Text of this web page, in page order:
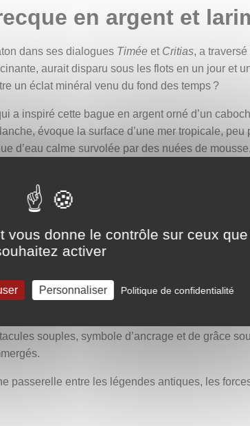
en argent et
dans ses dialogues Timée et Critias, a
aurait disparu sous les flots en un jour et
un éclat minéral venu du fond des temps ?
a inspiré cette bague en argent orné d’un
évoque la surface d’une mer tropicale, peu
d’eau calme survolée par des nuées de
brunes ou noires, dispersées comme des îles
continent englouti ? Une d’entre elles abriterait-
référence à une tradition ésotérique selon
magique à ce bijou : et si cette pierre était
floral stylisé : cinq longues pétales partant
souples, symbole d’ancrage et de grâce
passerelle entre les légendes antiques, les
vous donne le contrôle sur ceux
activer
Personnaliser Politique de confidentialité